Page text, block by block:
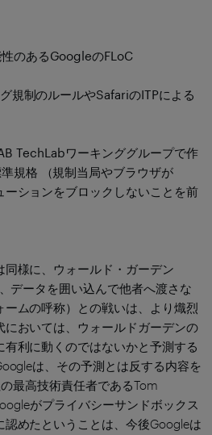
のあるGoogleのFLoC
規制のルールやSafariのITPによる
TechLabワーキンググループで作
規格 （規制当局やブラウザが
ションをブロックしないことを前
様に、ウォールド・ガーデン
データを囲い込んで他者へ渡さな
ムの呼称）との戦いは、より熾烈
においては、ウォールドガーデンの
利に動くのではないかと予測する
は、その予測とは反する内容を
最高技術責任者であるTom
がプライバシーサンドボックス
めたということは、今後Googleは